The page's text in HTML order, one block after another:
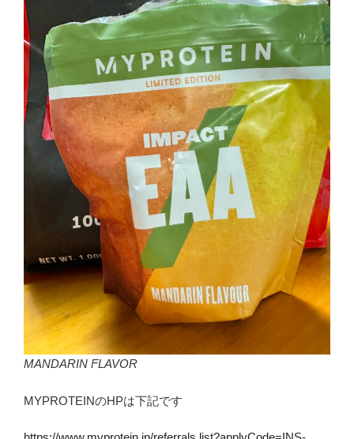
MANDARIN FLAVOR
MYPROTEINのHPは下記です